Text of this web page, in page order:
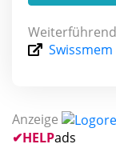
Swissmem
Anzeige
✔HELPads